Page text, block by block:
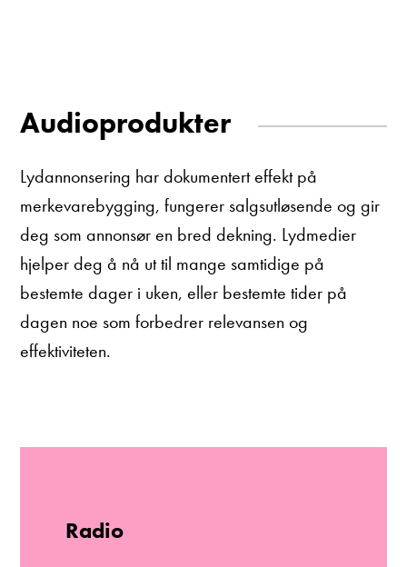
Audioprodukter
Lydannonsering har dokumentert effekt på
merkevarebygging, fungerer salgsutløsende og gir
deg som annonsør en bred dekning. Lydmedier
hjelper deg å nå ut til mange samtidige på
bestemte dager i uken, eller bestemte tider på
dagen noe som forbedrer relevansen og
effektiviteten.
Radio